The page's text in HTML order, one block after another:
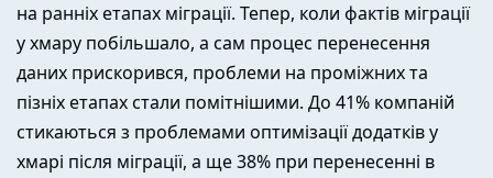
на ранніх етапах міграції. Тепер, коли фактів міграції
у хмару побільшало, а сам процес перенесення
даних прискорився, проблеми на проміжних та
пізніх етапах стали помітнішими. До 41% компаній
стикаються з проблемами оптимізації додатків у
хмарі після міграції, а ще 38% при перенесенні в